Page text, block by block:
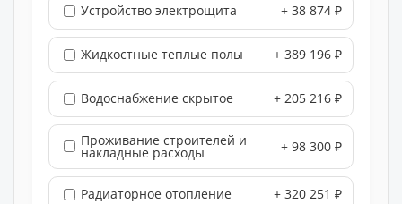
Устройство электрощита + 38 874 ₽
Жидкостные теплые полы + 389 196 ₽
Водоснабжение скрытое + 205 216 ₽
Проживание строителей и
накладные расходы + 98 300 ₽
Радиаторное отопление + 320 251 ₽